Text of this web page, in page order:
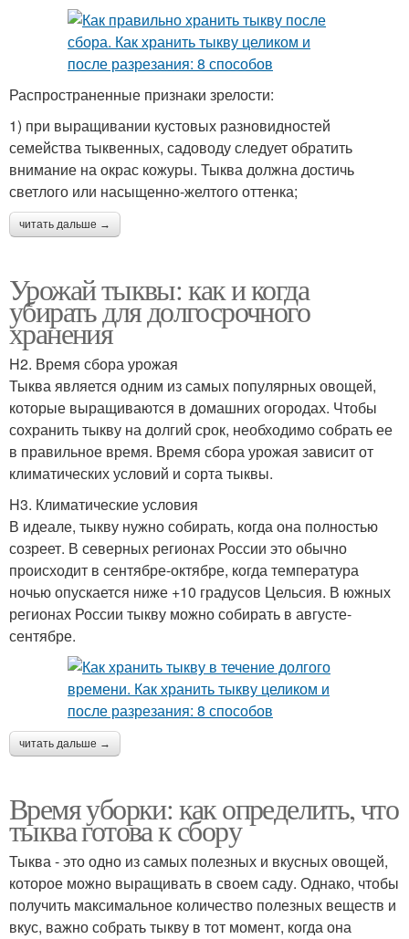
Распространенные признаки зрелости:
1) при выращивании кустовых разновидностей
семейства тыквенных, садоводу следует обратить
внимание на окрас кожуры. Тыква должна достичь
светлого или насыщенно-желтого оттенка;
читать дальше →
Урожай тыквы: как и когда
убирать для долгосрочного
хранения
H2. Время сбора урожая
Тыква является одним из самых популярных овощей,
которые выращиваются в домашних огородах. Чтобы
сохранить тыкву на долгий срок, необходимо собрать ее
в правильное время. Время сбора урожая зависит от
климатических условий и сорта тыквы.
H3. Климатические условия
В идеале, тыкву нужно собирать, когда она полностью
созреет. В северных регионах России это обычно
происходит в сентябре-октябре, когда температура
ночью опускается ниже +10 градусов Цельсия. В южных
регионах России тыкву можно собирать в августе-
сентябре.
читать дальше →
Время уборки: как определить, что
тыква готова к сбору
Тыква - это одно из самых полезных и вкусных овощей,
которое можно выращивать в своем саду. Однако, чтобы
получить максимальное количество полезных веществ и
вкус, важно собрать тыкву в тот момент, когда она